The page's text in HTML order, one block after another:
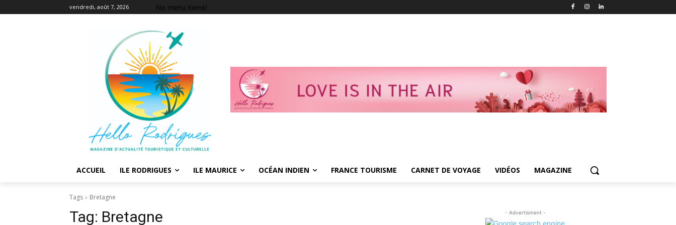
vendredi, août 7, 2026 No menu items!
ACCUEIL ILE RODRIGUES ILE MAURICE OCÉAN INDIEN FRANCE TOURISME CARNET DE VOYAGE VIDÉOS MAGAZINE
Tags Bretagne
Tag: Bretagne - Advertisment -